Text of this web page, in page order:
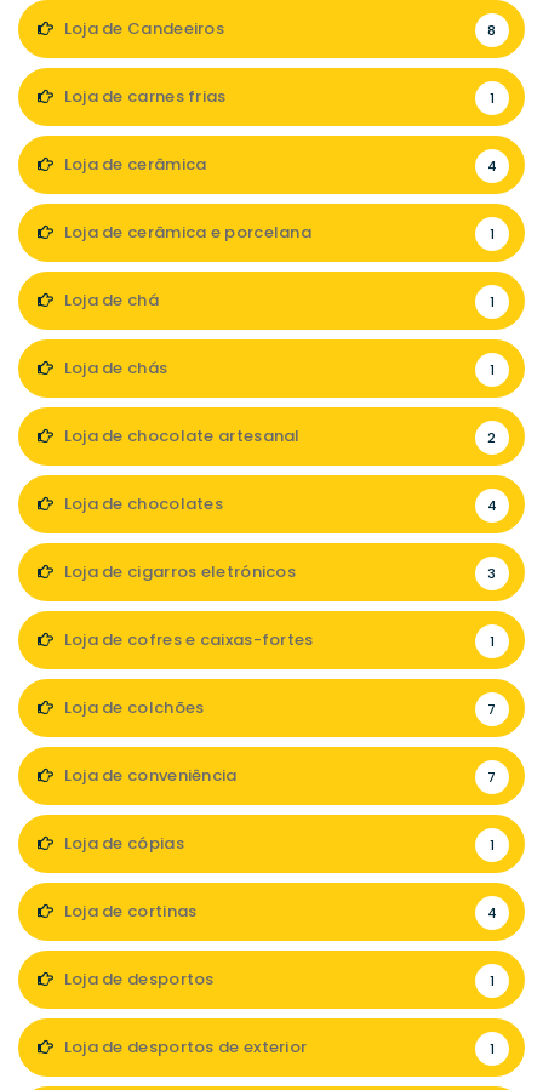
Loja de Candeeiros 8
Loja de carnes frias 1
Loja de cerâmica 4
Loja de cerâmica e porcelana 1
Loja de chá 1
Loja de chás 1
Loja de chocolate artesanal 2
Loja de chocolates 4
Loja de cigarros eletrónicos 3
Loja de cofres e caixas-fortes 1
Loja de colchões 7
Loja de conveniência 7
Loja de cópias 1
Loja de cortinas 4
Loja de desportos 1
Loja de desportos de exterior 1